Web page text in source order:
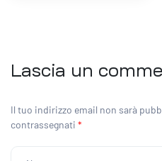
Lascia un
Il tuo indirizzo email non sarà
contrassegnati *